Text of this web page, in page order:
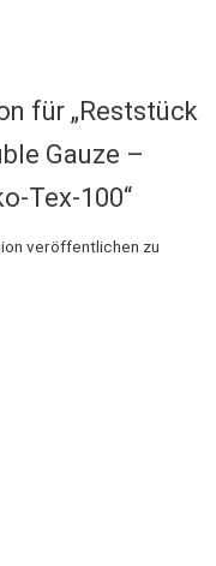
für „Reststück
Gauze –
Tex-100“
veröffentlichen zu